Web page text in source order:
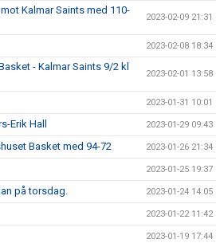
Kalmar Saints med 110-
2023-02-09 21:31
2023-02-08 18:34
- Kalmar Saints 9/2 kl
2023-02-01 13:58
2023-01-31 10:01
Erik Hall 2023-01-29 09:43
Basket med 94-72 2023-01-26 21:34
2023-01-25 19:37
på torsdag. 2023-01-24 14:05
2023-01-22 11:42
2023-01-19 17:44